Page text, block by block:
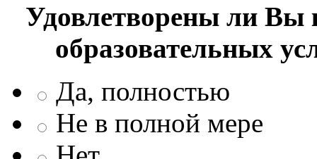
Удовлетворены ли Вы
образовательных
Да, полностью
Не в полной мере